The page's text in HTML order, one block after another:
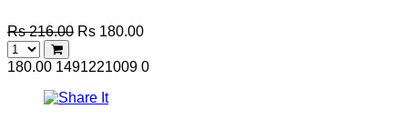
Rs 216.00 Rs 180.00
180.00 1491221009 0